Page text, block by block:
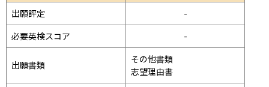
出願評定
-
必要英検スコア
-
出願書類
その他書類
志望理由書